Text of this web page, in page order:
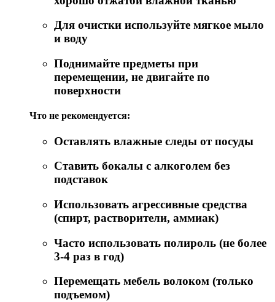
Для очистки используйте мягкое мыло
и воду
Поднимайте предметы при
перемещении, не двигайте по
поверхности
Что не рекомендуется:
Оставлять влажные следы от посуды
Ставить бокалы с алкоголем без
подставок
Использовать агрессивные средства
(спирт, растворители, аммиак)
Часто использовать полироль (не более
3-4 раз в год)
Перемещать мебель волоком (только
подъемом)